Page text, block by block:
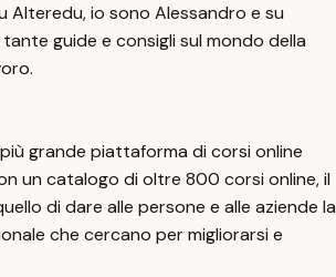
Alteredu, io sono Alessandro e su
guide e consigli sul mondo della
grande piattaforma di corsi online
un catalogo di oltre 800 corsi online, il
di dare alle persone e alle aziende la
che cercano per migliorarsi e